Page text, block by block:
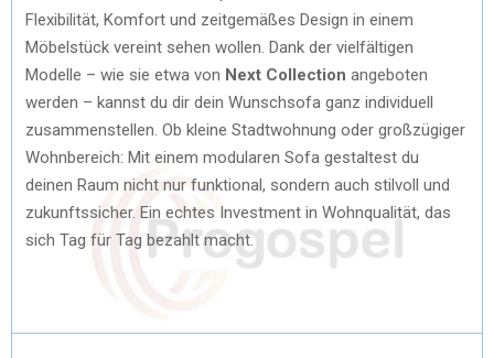
Flexibilität, Komfort und zeitgemäßes Design in einem
Möbelstück vereint sehen wollen. Dank der vielfältigen
Modelle – wie sie etwa von Next Collection angeboten
werden – kannst du dir dein Wunschsofa ganz individuell
zusammenstellen. Ob kleine Stadtwohnung oder großzügiger
Wohnbereich: Mit einem modularen Sofa gestaltest du
deinen Raum nicht nur funktional, sondern auch stilvoll und
zukunftssicher. Ein echtes Investment in Wohnqualität, das
sich Tag für Tag bezahlt macht.